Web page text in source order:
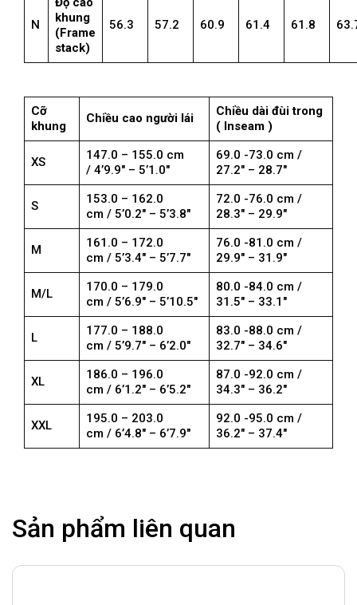
N
khung
(Frame
stack)
56.3 57.2 60.9 61.4 61.8
Cỡ
khung
Chiều cao người lái
Chiều dài đùi trong
( Inseam )
XS
147.0 – 155.0 cm
/ 4’9.9″ – 5’1.0″
69.0 -73.0 cm /
27.2″ – 28.7″
S
153.0 – 162.0
cm / 5’0.2″ – 5’3.8″
72.0 -76.0 cm /
28.3″ – 29.9″
M
161.0 – 172.0
cm / 5’3.4″ – 5’7.7″
76.0 -81.0 cm /
29.9″ – 31.9″
M/L
170.0 – 179.0
cm / 5’6.9″ – 5’10.5″
80.0 -84.0 cm /
31.5″ – 33.1″
L
177.0 – 188.0
cm / 5’9.7″ – 6’2.0″
83.0 -88.0 cm /
32.7″ – 34.6″
XL
186.0 – 196.0
cm / 6’1.2″ – 6’5.2″
87.0 -92.0 cm /
34.3″ – 36.2″
XXL
195.0 – 203.0
cm / 6’4.8″ – 6’7.9″
92.0 -95.0 cm /
36.2″ – 37.4″
Sản phẩm liên quan